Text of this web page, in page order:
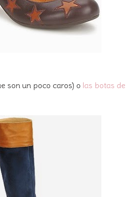
son un poco caros) o las botas de